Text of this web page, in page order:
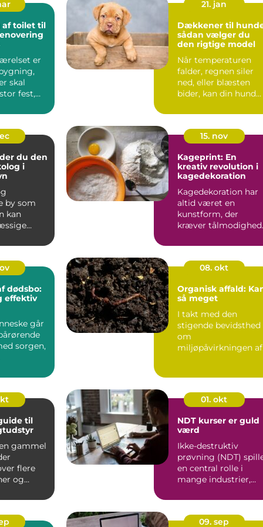
af toilet til
er
skal
fest,
21. jan
Dækkener til
sådan vælger du
den rigtige model
Når temperaturen
falder, regnen siler
ned, eller blæsten
bider, kan din hund
du den
i
by som
kan
15. nov
Kageprint: En
kreativ revolution i
kagedekoration
Kagedekoration har
altid været en
kunstform, der
kræver tålmodighed,
dødsbo:
effektiv
går
sorgen,
08. okt
Organisk affald:
så meget
I takt med den
stigende bevidsthed
om
miljøpåvirkningen af
til
gammel
flere
og
01. okt
NDT kurser er guld
værd
Ikke-destruktiv
prøvning (NDT)
en central rolle i
mange industrier,
09. sep